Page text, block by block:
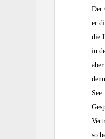
Der
er
die
in
so